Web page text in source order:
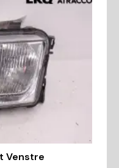
Venstre